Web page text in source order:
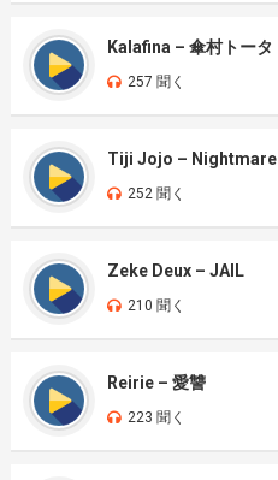
Kalafina – 傘村トータ
257 聞く
Tiji Jojo – Nightmare
252 聞く
Zeke Deux – JAIL
210 聞く
Reirie – 愛讐
223 聞く